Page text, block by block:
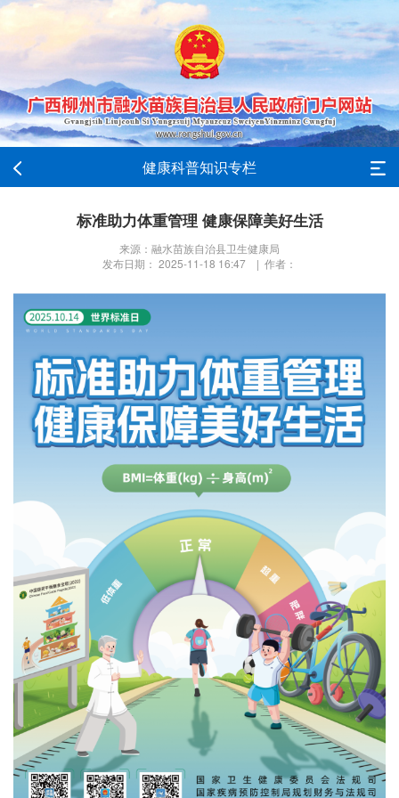
健康科普知识专栏
标准助力体重管理 健康保障美好生活
来源：融水苗族自治县卫生健康局
发布日期： 2025-11-18 16:47 | 作者：